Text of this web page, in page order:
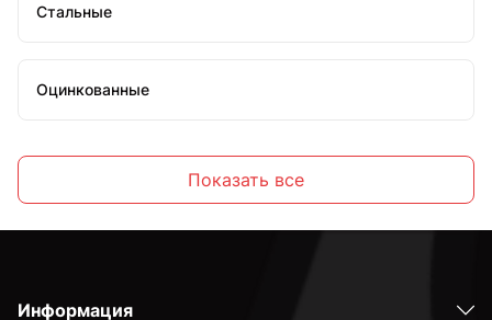
Стальные
Оцинкованные
Показать все
Информация